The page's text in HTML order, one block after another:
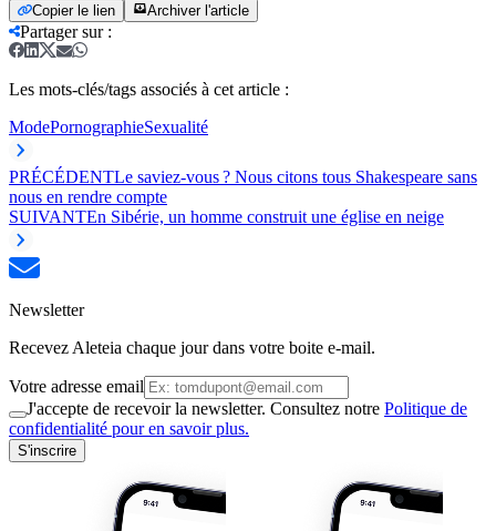
Copier le lien Archiver l'article
Partager sur:
Les mots-clés/tags associés à cet article :
ModePornographieSexualité
PRÉCÉDENTLe saviez-vous ? Nous citons tous Shakespeare sans
nous en rendre compte
SUIVANTEn Sibérie, un homme construit une église en neige
Newsletter
Recevez Aleteia chaque jour dans votre boite e-mail.
Votre adresse email
J'accepte de recevoir la newsletter. Consultez notre Politique de
confidentialité pour en savoir plus.
S'inscrire